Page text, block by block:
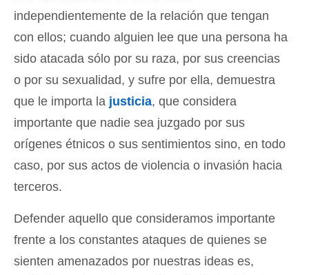
independientemente de la relación que tengan
con ellos; cuando alguien lee que una persona ha
sido atacada sólo por su raza, por sus creencias
o por su sexualidad, y sufre por ella, demuestra
que le importa la justicia, que considera
importante que nadie sea juzgado por sus
orígenes étnicos o sus sentimientos sino, en todo
caso, por sus actos de violencia o invasión hacia
terceros.
Defender aquello que consideramos importante
frente a los constantes ataques de quienes se
sienten amenazados por nuestras ideas es,